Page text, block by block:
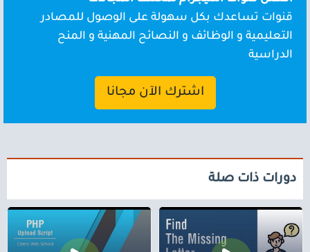
قنوات تساعدك بكل سهولة على الوصول للمصادر
التعليمية و الوظائف و النصائح المهنية و المنح
الدراسية
اشترك الآن مجانا
دورات ذات صلة